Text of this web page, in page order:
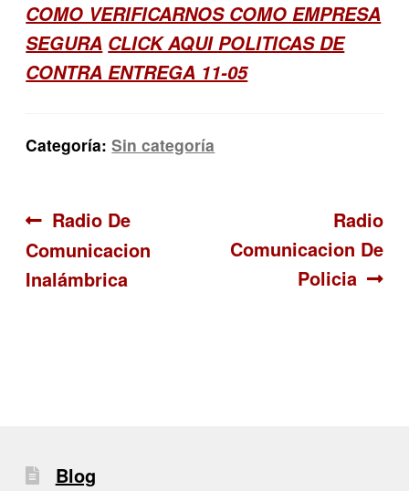
COMO VERIFICARNOS COMO EMPRESA
SEGURA CLICK AQUI POLITICAS DE
CONTRA ENTREGA 11-05
Categoría:Sin categoría
Navegación
de
Anterior:
Radio De
Comunicacion
Inalámbrica
Radio
Comunicacion De
Policia
Blog